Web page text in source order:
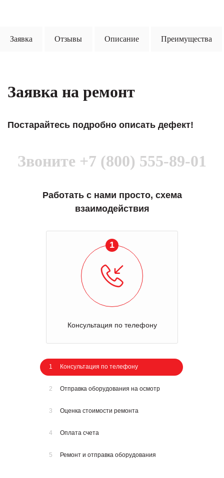
Заявка Отзывы Описание Преимущества
Заявка на ремонт
Постарайтесь подробно описать дефект!
Звоните +7 (800) 555-89-01
Работать с нами просто, схема
взаимодействия
1
Консультация по телефону
1 Консультация по телефону
2 Отправка оборудования на осмотр
3 Оценка стоимости ремонта
4 Оплата счета
5 Ремонт и отправка оборудования